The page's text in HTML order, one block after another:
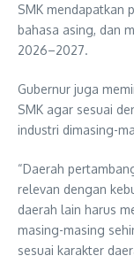
SMK mendapatkan
bahasa asing, dan
2026–2027.
Gubernur juga
SMK agar sesuai
industri dimasing-
“Daerah
relevan dengan
daerah lain harus
masing-masing
sesuai karakter